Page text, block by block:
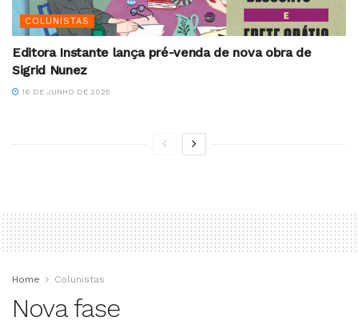
COLUNISTAS
Editora Instante lança pré-venda de nova obra de
Sigrid Nunez
16 DE JUNHO DE 2025
Home Colunistas
Nova fase